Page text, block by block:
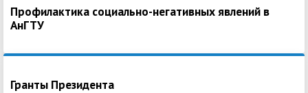
Профилактика социально-негативных явлений в
АнГТУ
Гранты Президента